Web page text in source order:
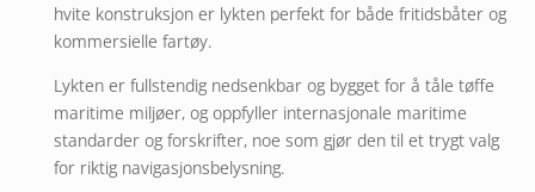
hvite konstruksjon er lykten perfekt for både fritidsbåter og
kommersielle fartøy.
Lykten er fullstendig nedsenkbar og bygget for å tåle tøffe
maritime miljøer, og oppfyller internasjonale maritime
standarder og forskrifter, noe som gjør den til et trygt valg
for riktig navigasjonsbelysning.